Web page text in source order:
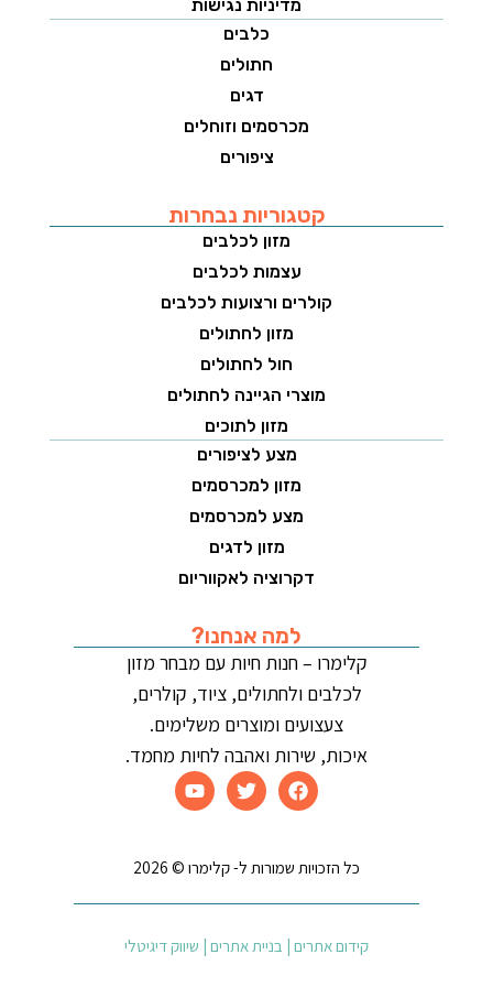
מדיניות נגישות
כלבים
חתולים
דגים
מכרסמים וזוחלים
ציפורים
קטגוריות נבחרות
מזון לכלבים
עצמות לכלבים
קולרים ורצועות לכלבים
מזון לחתולים
חול לחתולים
מוצרי הגיינה לחתולים
מזון לתוכים
מצע לציפורים
מזון למכרסמים
מצע למכרסמים
מזון לדגים
דקרוציה לאקווריום
למה אנחנו?
קלימרו – חנות חיות עם מבחר מזון
לכלבים ולחתולים, ציוד, קולרים,
צעצועים ומוצרים משלימים.
איכות, שירות ואהבה לחיות מחמד.
כל הזכויות שמורות ל- קלימרו © 2026
קידום אתרים | בניית אתרים | שיווק דיגיטלי